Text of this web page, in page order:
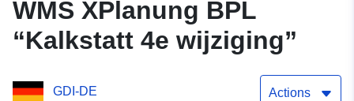
WMS XPlanung BPL
“Kalkstatt 4e wijziging”
GDI-DE Actions